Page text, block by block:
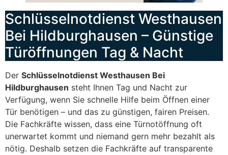
Schlüsselnotdienst Westhausen
Bei Hildburghausen – Günstige
Türöffnungen Tag & Nacht
Der Schlüsselnotdienst Westhausen Bei
Hildburghausen steht Ihnen Tag und Nacht zur
Verfügung, wenn Sie schnelle Hilfe beim Öffnen einer
Tür benötigen – und das zu günstigen, fairen Preisen.
Die Fachkräfte wissen, dass eine Türnotöffnung oft
unerwartet kommt und niemand gern mehr bezahlt als
nötig. Deshalb setzen die Fachkräfte auf transparente